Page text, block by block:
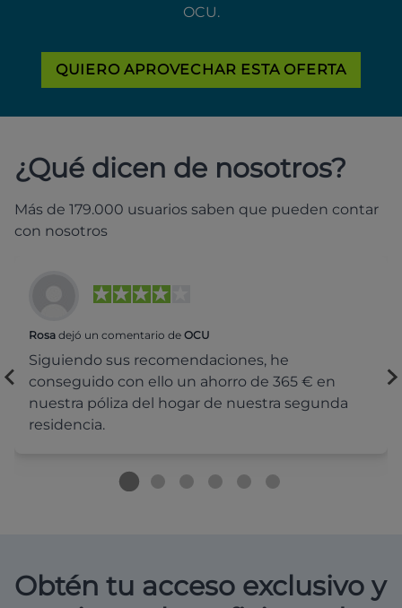
OCU.
QUIERO APROVECHAR ESTA OFERTA
¿Qué dicen de nosotros?
Más de 179.000 usuarios saben que pueden contar
con nosotros
Rosa dejó un comentario de OCU
Siguiendo sus recomendaciones, he
conseguido con ello un ahorro de 365 € en
nuestra póliza del hogar de nuestra segunda
residencia.
Obtén tu acceso exclusivo y